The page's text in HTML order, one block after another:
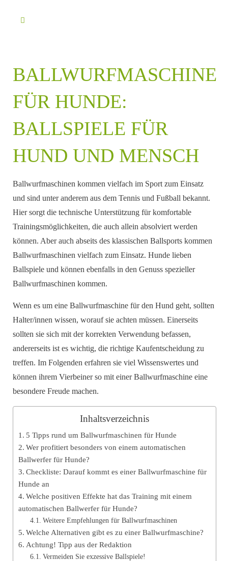
BALLWURFMASCHINE
FÜR HUNDE:
BALLSPIELE FÜR
HUND UND MENSCH
Ballwurfmaschinen kommen vielfach im Sport zum Einsatz
und sind unter anderem aus dem Tennis und Fußball bekannt.
Hier sorgt die technische Unterstützung für komfortable
Trainingsmöglichkeiten, die auch allein absolviert werden
können. Aber auch abseits des klassischen Ballsports kommen
Ballwurfmaschinen vielfach zum Einsatz. Hunde lieben
Ballspiele und können ebenfalls in den Genuss spezieller
Ballwurfmaschinen kommen.
Wenn es um eine Ballwurfmaschine für den Hund geht, sollten
Halter/innen wissen, worauf sie achten müssen. Einerseits
sollten sie sich mit der korrekten Verwendung befassen,
andererseits ist es wichtig, die richtige Kaufentscheidung zu
treffen. Im Folgenden erfahren sie viel Wissenswertes und
können ihrem Vierbeiner so mit einer Ballwurfmaschine eine
besondere Freude machen.
Inhaltsverzeichnis
5 Tipps rund um Ballwurfmaschinen für Hunde
Wer profitiert besonders von einem automatischen
Ballwerfer für Hunde?
Checkliste: Darauf kommt es einer Ballwurfmaschine für
Hunde an
Welche positiven Effekte hat das Training mit einem
automatischen Ballwerfer für Hunde?
Weitere Empfehlungen für Ballwurfmaschinen
Welche Alternativen gibt es zu einer Ballwurfmaschine?
Achtung! Tipp aus der Redaktion
Vermeiden Sie exzessive Ballspiele!